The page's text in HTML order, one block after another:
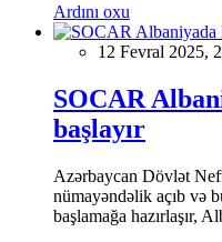
Ardını oxu
12 Fevral 2025,
SOCAR
başlayır
Azərbaycan Dövlət
nümayəndəlik açıb və
başlamağa hazırlaşır,